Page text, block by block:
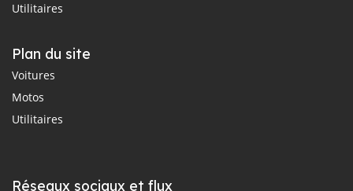
Utilitaires
Plan du site
Voitures
Motos
Utilitaires
Réseaux sociaux et flux